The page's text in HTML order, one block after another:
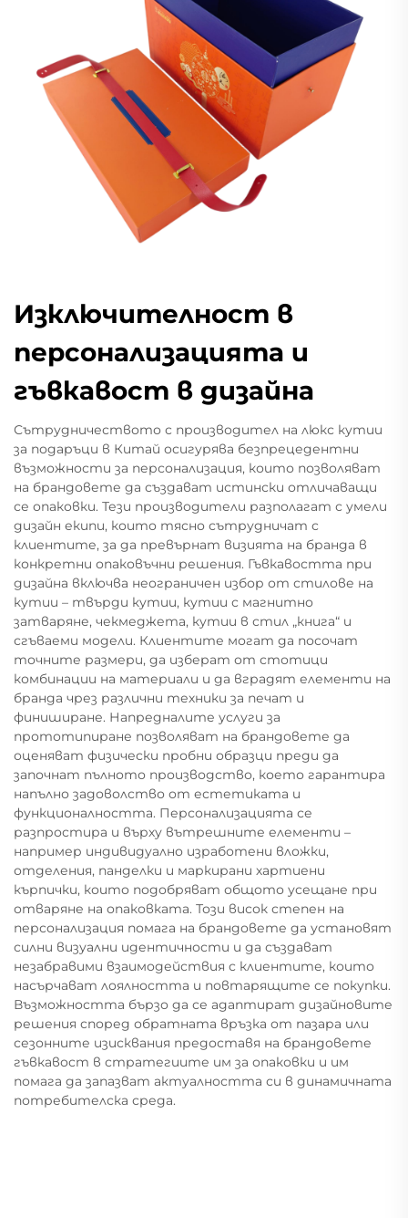
Изключителност в
персонализацията и
гъвкавост в дизайна
Сътрудничеството с производител на люкс кутии
за подаръци в Китай осигурява безпрецедентни
възможности за персонализация, които позволяват
на брандовете да създават истински отличаващи
се опаковки. Тези производители разполагат с умели
дизайн екипи, които тясно сътрудничат с
клиентите, за да превърнат визията на бранда в
конкретни опаковъчни решения. Гъвкавостта при
дизайна включва неограничен избор от стилове на
кутии – твърди кутии, кутии с магнитно
затваряне, чекмеджета, кутии в стил „книга“ и
сгъваеми модели. Клиентите могат да посочат
точните размери, да изберат от стотици
комбинации на материали и да вградят елементи на
бранда чрез различни техники за печат и
финиширане. Напредналите услуги за
прототипиране позволяват на брандовете да
оценяват физически пробни образци преди да
започнат пълното производство, което гарантира
напълно задоволство от естетиката и
функционалността. Персонализацията се
разпростира и върху вътрешните елементи –
например индивидуално изработени вложки,
отделения, панделки и маркирани хартиени
кърпички, които подобряват общото усещане при
отваряне на опаковката. Този висок степен на
персонализация помага на брандовете да установят
силни визуални идентичности и да създават
незабравими взаимодействия с клиентите, които
насърчават лоялността и повтарящите се покупки.
Възможността бързо да се адаптират дизайновите
решения според обратната връзка от пазара или
сезонните изисквания предоставя на брандовете
гъвкавост в стратегиите им за опаковки и им
помага да запазват актуалността си в динамичната
потребителска среда.